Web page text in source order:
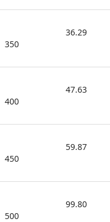
350
36.29
400
47.63
450
59.87
500
99.80